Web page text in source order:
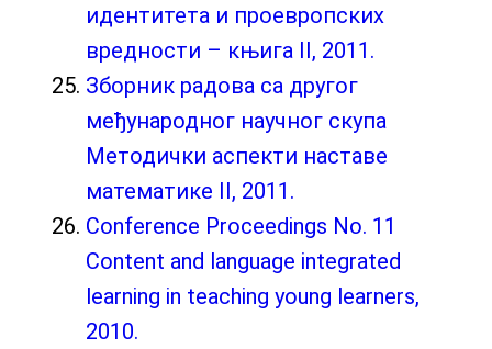
идентитета и проевропских
вредности – књига II, 2011.
Зборник радова са другог
међународног научног скупа
Методички аспекти наставе
математике II, 2011.
Conference Proceedings No. 11
Content and language integrated
learning in teaching young learners,
2010.